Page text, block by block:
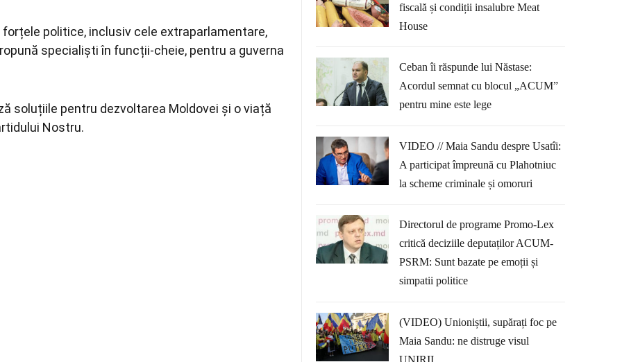
politice, inclusiv cele extraparlamentare,
specialiști în funcții-cheie, pentru a guverna
soluțiile pentru dezvoltarea Moldovei și o viață
Nostru.
fiscală și condiții insalubre Meat
House
Ceban îi răspunde lui Năstase:
Acordul semnat cu blocul „ACUM”
pentru mine este lege
VIDEO // Maia Sandu despre Usatîi:
A participat împreună cu Plahotniuc
la scheme criminale și omoruri
Directorul de programe Promo-Lex
critică deciziile deputaților ACUM-
PSRM: Sunt bazate pe emoții și
simpatii politice
(VIDEO) Unioniștii, supărați foc pe
Maia Sandu: ne distruge visul
UNIRII